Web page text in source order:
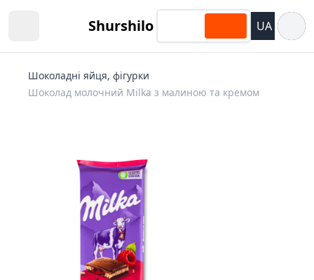
Shurshilo UA
Шоколадні яйця, фігурки
Шоколад молочний Milka з малиною та кремом